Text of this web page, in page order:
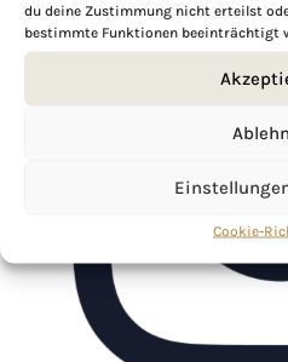
du deine Zustimmung nicht erteilst
bestimmte Funktionen beeinträchtigt
Cookie-